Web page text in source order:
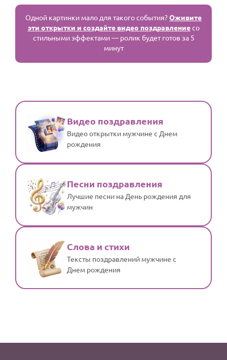
Одной картинки мало для такого события?Оживите
эти открытки и создайте видео поздравлениесо
стильными эффектами — ролик будет готов за 5
минут
Видео поздравления
Видео открытки мужчине с Днем
рождения
Песни поздравления
Лучшие песни на День рождения для
мужчин
Слова и стихи
Тексты поздравлений мужчине с
Днем рождения